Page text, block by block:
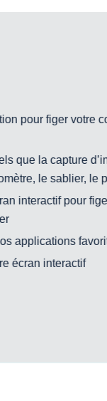
pour figer votre
que la capture
le sablier, le
interactif pour
applications
écran interactif